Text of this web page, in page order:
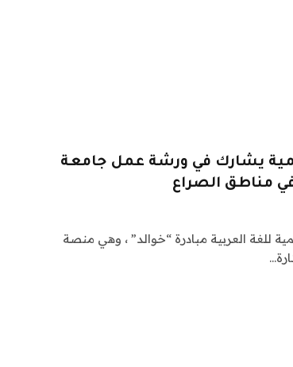
يشارك في ورشة عمل جامعة
في مناطق الصراع
للغة العربية مبادرة “خوالد” ، وهي منصة